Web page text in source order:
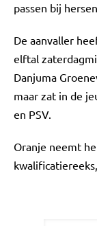
passen bij
De aanvaller
elftal
Danjuma
maar zat in de
en PSV.
Oranje neemt